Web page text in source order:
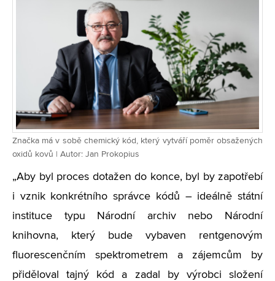
Značka má v sobě chemický kód, který vytváří poměr obsažených
oxidů kovů | Autor: Jan Prokopius
„Aby byl proces dotažen do konce, byl by zapotřebí
i vznik konkrétního správce kódů – ideálně státní
instituce typu Národní archiv nebo Národní
knihovna, který bude vybaven rentgenovým
fluorescenčním spektrometrem a zájemcům by
přiděloval tajný kód a zadal by výrobci složení